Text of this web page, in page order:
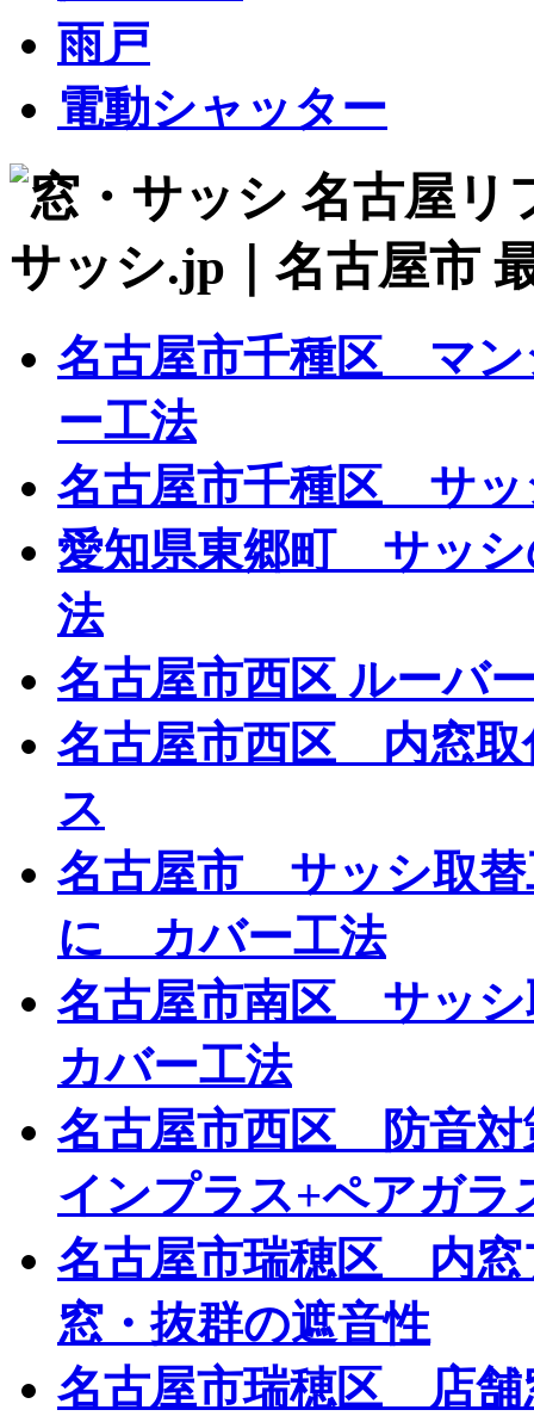
雨戸
電動シャッター
名古屋市千種区 マ
ー工法
名古屋市千種区 サ
愛知県東郷町 サッ
法
名古屋市西区 ルーバ
名古屋市西区 内窓
ス
名古屋市 サッシ取
に カバー工法
名古屋市南区 サッ
カバー工法
名古屋市西区 防音
インプラス+ペアガラ
名古屋市瑞穂区 内
窓・抜群の遮音性
名古屋市瑞穂区 店